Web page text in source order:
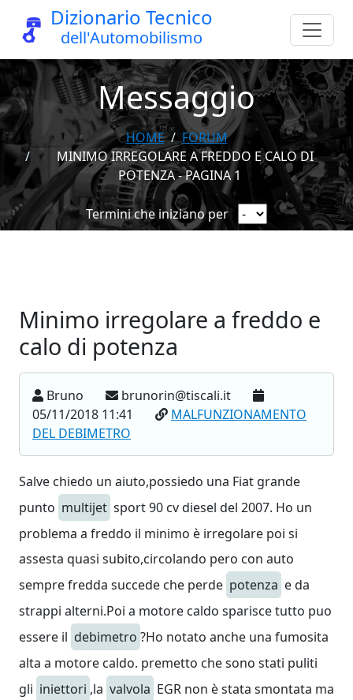
Dizionario Tecnico
dell'Automobilismo
Messaggio
HOME
FORUM
MINIMO IRREGOLARE A FREDDO E CALO DI
POTENZA - PAGINA 1
Termini che iniziano per
Minimo irregolare a freddo e
calo di potenza
Bruno
brunorin@tiscali.it
05/11/2018 11:41
MALFUNZIONAMENTO
DEL DEBIMETRO
Salve chiedo un aiuto,possiedo una Fiat grande
punto multijet sport 90 cv diesel del 2007. Ho un
problema a freddo il minimo è irregolare poi si
assesta quasi subito,circolando pero con auto
sempre fredda succede che perde potenza e da
strappi alterni.Poi a motore caldo sparisce tutto puo
essere il debimetro ?Ho notato anche una fumosita
alta a motore caldo. premetto che sono stati puliti
gli iniettori ,la valvola EGR non è stata smontata ma